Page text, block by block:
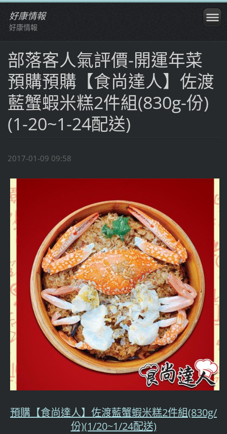
好康情報
好康情報
部落客人氣評價-開運年菜
預購預購【食尚達人】佐渡
藍蟹蝦米糕2件組(830g-份)
(1-20~1-24配送)
2017-01-09 09:58
預購【食尚達人】佐渡藍蟹蝦米糕2件組(830g/
份)(1/20~1/24配送)